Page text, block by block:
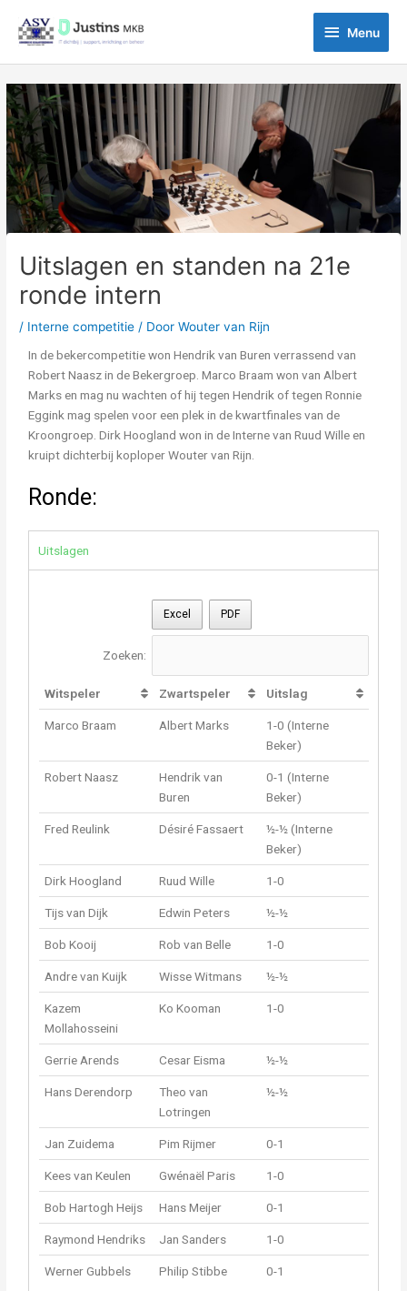
naar
inhoud
Menu
Menu
Uitslagen en standen na 21e
ronde intern
/ Interne competitie / DoorWouter van Rijn
In de bekercompetitie won Hendrik van Buren verrassend van
Robert Naasz in de Bekergroep. Marco Braam won van Albert
Marks en mag nu wachten of hij tegen Hendrik of tegen Ronnie
Eggink mag spelen voor een plek in de kwartfinales van de
Kroongroep. Dirk Hoogland won in de Interne van Ruud Wille en
kruipt dichterbij koploper Wouter van Rijn.
Ronde:
Uitslagen
Excel PDF
Zoeken:
Witspeler Zwartspeler Uitslag
Marco Braam Albert Marks
1-0 (Interne
Beker)
Robert Naasz
Hendrik van
Buren
0-1 (Interne
Beker)
Fred Reulink Désiré Fassaert
½-½ (Interne
Beker)
Dirk Hoogland Ruud Wille 1-0
Tijs van Dijk Edwin Peters ½-½
Bob Kooij Rob van Belle 1-0
Andre van Kuijk Wisse Witmans ½-½
Kazem
Mollahosseini
Ko Kooman 1-0
Gerrie Arends Cesar Eisma ½-½
Hans Derendorp
Theo van
Lotringen
½-½
Jan Zuidema Pim Rijmer 0-1
Kees van Keulen Gwénaël Paris 1-0
Bob Hartogh Heijs Hans Meijer 0-1
Raymond Hendriks Jan Sanders 1-0
Werner Gubbels Philip Stibbe
0-1
Bericht
navigatie